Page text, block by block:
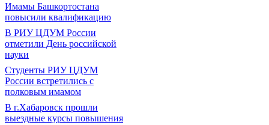
Имамы Башкортостана
повысили квалификацию
В РИУ ЦДУМ России
отметили День российской
науки
Студенты РИУ ЦДУМ
России встретились с
полковым имамом
В г.Хабаровск прошли
выездные курсы повышения